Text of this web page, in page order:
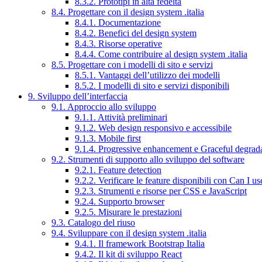
8.4. Progettare con il design system .italia
8.4.1. Documentazione
8.4.2. Benefici del design system
8.4.3. Risorse operative
8.4.4. Come contribuire al design system .italia
8.5. Progettare con i modelli di sito e servizi
8.5.1. Vantaggi dell’utilizzo dei modelli
8.5.2. I modelli di sito e servizi disponibili
9. Sviluppo dell’interfaccia
9.1. Approccio allo sviluppo
9.1.1. Attività preliminari
9.1.2. Web design responsivo e accessibile
9.1.3. Mobile first
9.1.4. Progressive enhancement e Graceful
9.2. Strumenti di supporto allo sviluppo del software
9.2.1. Feature detection
9.2.2. Verificare le feature disponibili con Can I
9.2.3. Strumenti e risorse per CSS e JavaScript
9.2.4. Supporto browser
9.2.5. Misurare le prestazioni
9.3. Catalogo del riuso
9.4. Sviluppare con il design system .italia
9.4.1. Il framework Bootstrap Italia
9.4.2. Il kit di sviluppo React